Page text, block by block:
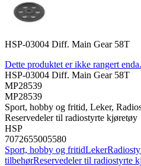
HSP-03004 Diff. Main Gear 58T
Dette produktet er ikke rangert enda.
HSP-03004 Diff. Main Gear 58T
MP28539
MP28539
Sport, hobby og fritid, Leker,
Reservedeler til radiostyrte kjøretøy
HSP
7072655005580
Sport, hobby og fritidLeker
tilbehørReservedeler til radiostyrte